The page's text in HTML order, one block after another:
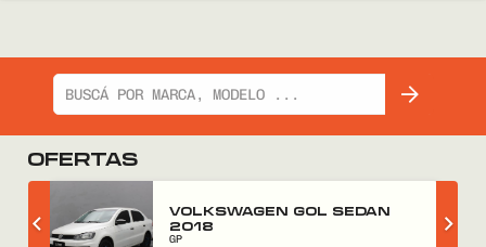
OFERTAS
VOLKSWAGEN GOL SEDAN
2018
GP